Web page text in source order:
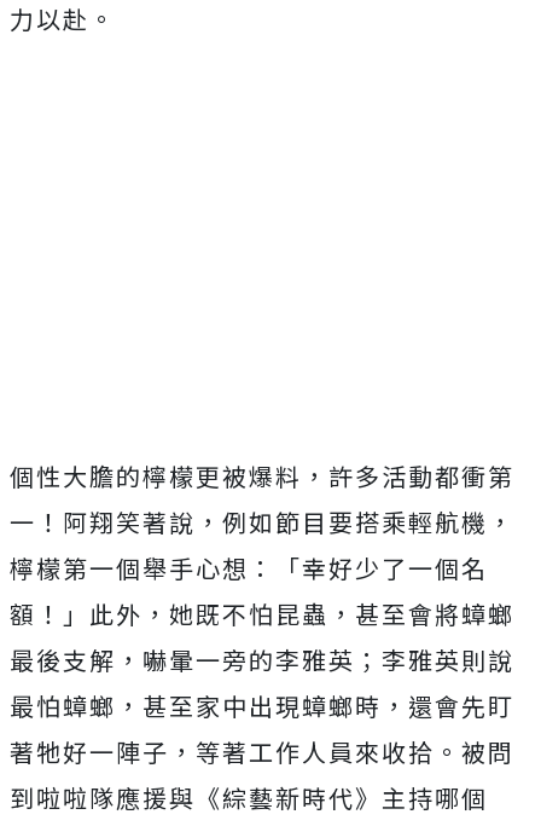
力以赴。
個性大膽的檸檬更被爆料，許多活動都衝第
一！阿翔笑著說，例如節目要搭乘輕航機，
檸檬第一個舉手心想：「幸好少了一個名
額！」此外，她既不怕昆蟲，甚至會將蟑螂
最後支解，嚇暈一旁的李雅英；李雅英則說
最怕蟑螂，甚至家中出現蟑螂時，還會先盯
著牠好一陣子，等著工作人員來收拾。被問
到啦啦隊應援與《綜藝新時代》主持哪個